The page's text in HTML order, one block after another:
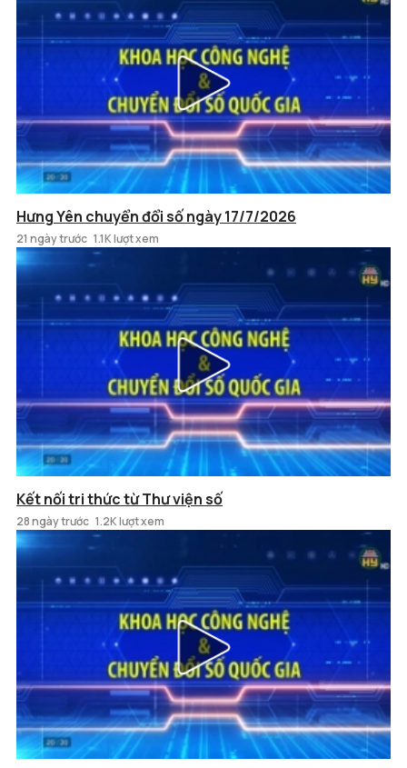
Hưng Yên chuyển đổi số ngày 17/7/2026
21 ngày trước 1.1K lượt xem
Kết nối tri thức từ Thư viện số
28 ngày trước 1.2K lượt xem